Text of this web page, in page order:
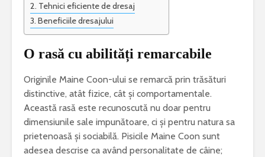
Tehnici eficiente de dresaj
Beneficiile dresajului
O rasă cu abilități remarcabile
Originile Maine Coon-ului se remarcă prin trăsături
distinctive, atât fizice, cât și comportamentale.
Această rasă este recunoscută nu doar pentru
dimensiunile sale impunătoare, ci și pentru natura sa
prietenoasă și sociabilă. Pisicile Maine Coon sunt
adesea descrise ca având personalitate de câine;